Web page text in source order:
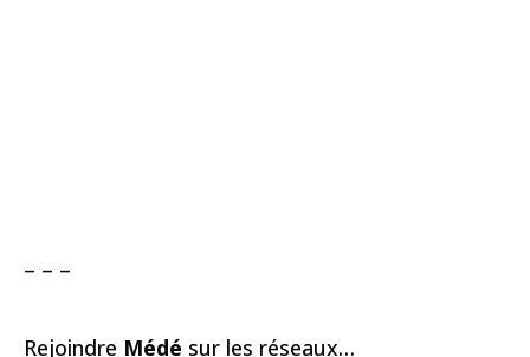
– – –
Rejoindre Médé sur les réseaux…